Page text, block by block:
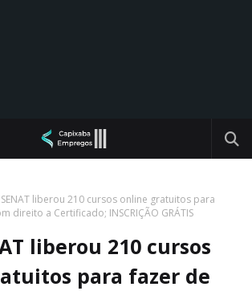
SENAT liberou 210 cursos online gratuitos para
direito a Certificado; INSCRIÇÃO GRÁTIS
liberou 210 cursos
para fazer de